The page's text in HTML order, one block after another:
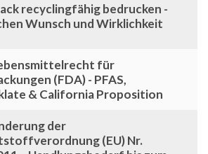
recyclingfähig bedrucken -
Wunsch und Wirklichkeit
für
(FDA) - PFAS,
& California Proposition
der
(EU) Nr.